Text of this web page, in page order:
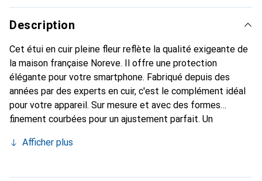
Description
Cet étui en cuir pleine fleur reflète la qualité exigeante de
la maison française Noreve. Il offre une protection
élégante pour votre smartphone. Fabriqué depuis des
années par des experts en cuir, c'est le complément idéal
pour votre appareil. Sur mesure et avec des formes
finement courbées pour un ajustement parfait. Un
smartphone. La marque Noreve est reconnue
constitue toujours un bon choix pour le client exigeant.
Afficher plus